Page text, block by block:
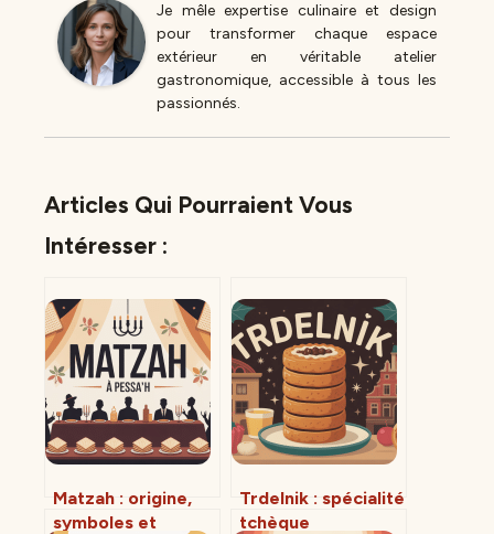
Je mêle expertise culinaire et design
pour transformer chaque espace
extérieur en véritable atelier
gastronomique, accessible à tous les
passionnés.
Articles Qui Pourraient Vous
Intéresser :
Matzah : origine,
symboles et
Trdelnik : spécialité
tchèque